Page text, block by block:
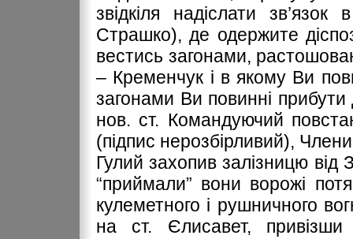
звідкіля надіслати
Страшко), де одержите
вестись загонами,
– Кременчук і в якому Ви
загонами Ви повинні
нов. ст. Командуючий
(підпис нерозбірливий),
Гулий захопив залізницю від
“приймали” вони ворожі
кулеметного і рушничного
на ст. Єлисавет,